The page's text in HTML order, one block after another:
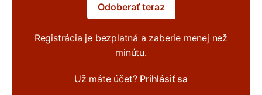
Odoberať teraz
Registrácia je bezplatná a zaberie menej než
minútu.
Už máte účet? Prihlásiť sa